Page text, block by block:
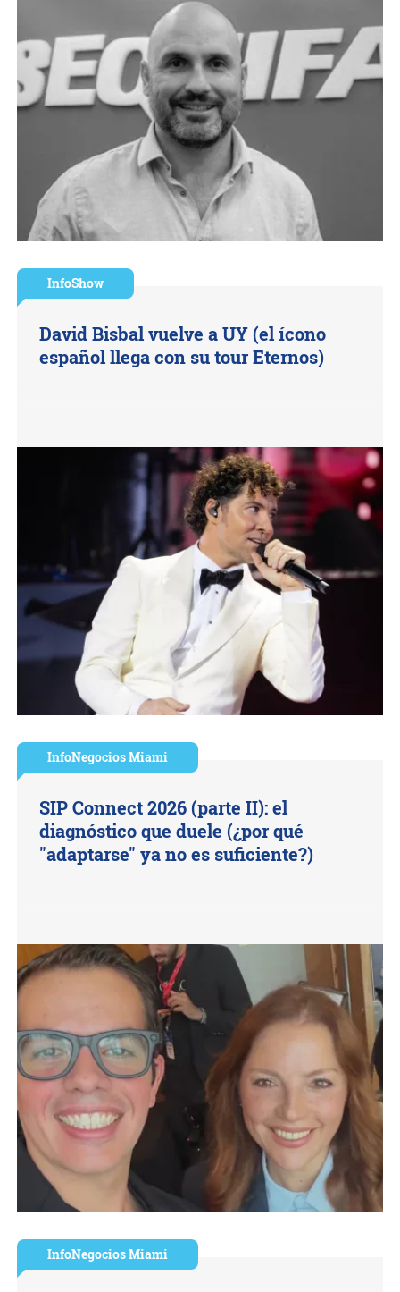
InfoShow
David Bisbal vuelve a UY (el ícono
español llega con su tour Eternos)
InfoNegocios Miami
SIP Connect 2026 (parte II): el
diagnóstico que duele (¿por qué
"adaptarse" ya no es suficiente?)
InfoNegocios Miami